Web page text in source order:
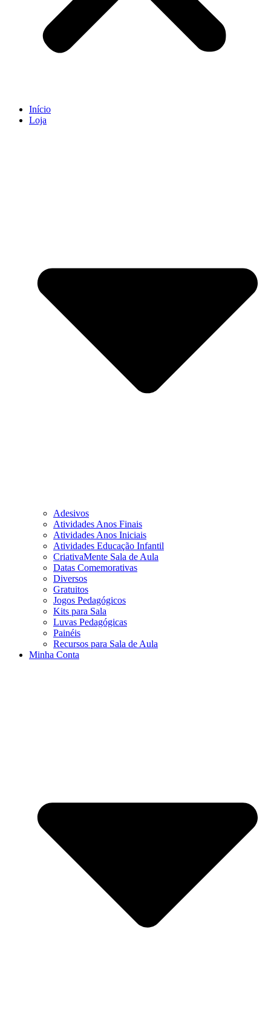
Início
Loja
Adesivos
Atividades Anos Finais
Atividades Anos Iniciais
Atividades Educação Infantil
CriativaMente Sala de Aula
Datas Comemorativas
Diversos
Gratuitos
Jogos Pedagógicos
Kits para Sala
Luvas Pedagógicas
Painéis
Recursos para Sala de Aula
Minha Conta